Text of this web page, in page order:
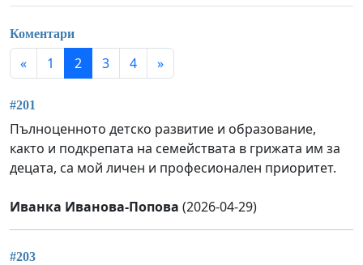
Коментари
« 1 2 3 4 »
#201
Пълноценното детско развитие и образование,
както и подкрепата на семействата в грижата им за
децата, са мой личен и професионален приоритет.
Иванка Иванова-Попова (2026-04-29)
#203